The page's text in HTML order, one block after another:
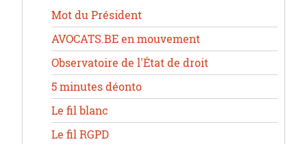
Mot du Président
AVOCATS.BE en mouvement
Observatoire de l'État de droit
5 minutes déonto
Le fil blanc
Le fil RGPD